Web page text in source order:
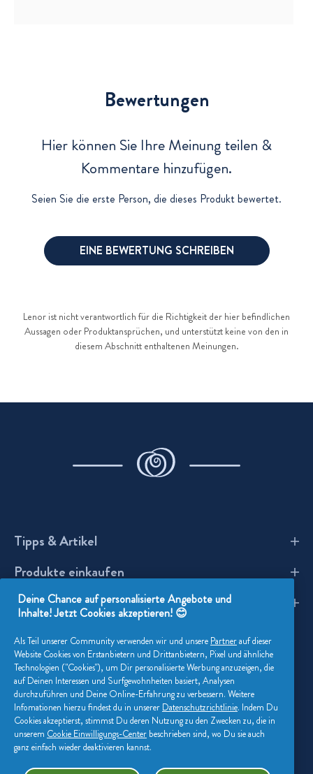
Bewertungen und Rezensionen
Bewertungen
Hier können Sie Ihre Meinung teilen &
Kommentare hinzufügen.
Seien Sie die erste Person, die dieses Produkt bewertet.
EINE BEWERTUNG SCHREIBEN
Lenor ist nicht verantwortlich für die Richtigkeit der hier befindlichen
Aussagen oder Produktansprüchen, und unterstützt keine von den in
diesem Abschnitt enthaltenen Meinungen.
Tipps & Artikel
Wie benutzt man Lenor?
Wäsche FAQs
Schützen Sie Ihre Kleidung
Wäschetipps & Artikel
Produkte einkaufen
Waschmittel
Weichspüler
Wäscheparfüm
Trocknertücher
Alles über Lenor
Lenor Geschichte
Lenor-Inhaltsstoffe
Nachhaltigkeit
Kontaktieren Sie Uns
Lenor Markenbotschafter
Facebook Youtube
Instagram
Impressum
Deine Chance auf personalisierte Angebote und
Inhalte! Jetzt Cookies akzeptieren! 😊
Als Teil unserer Community verwenden wir und unsere Partnerauf dieser
Website Cookies von Erstanbietern und Drittanbietern, Pixel und ähnliche
Technologien ("Cookies"), um Dir personalisierte Werbung anzuzeigen, die
auf Deinen Interessen und Surfgewohnheiten basiert, Analysen
durchzuführen und Deine Online-Erfahrung zu verbessern. Weitere
Infomationen hierzu findest du in unserer Datenschutzrichtlinie. Indem Du
Cookies akzeptierst, stimmst Du deren Nutzung zu den Zwecken zu, die in
unserem Cookie Einwilligungs-Center beschrieben sind, wo Du sie auch
ganz einfach wieder deaktivieren kannst.